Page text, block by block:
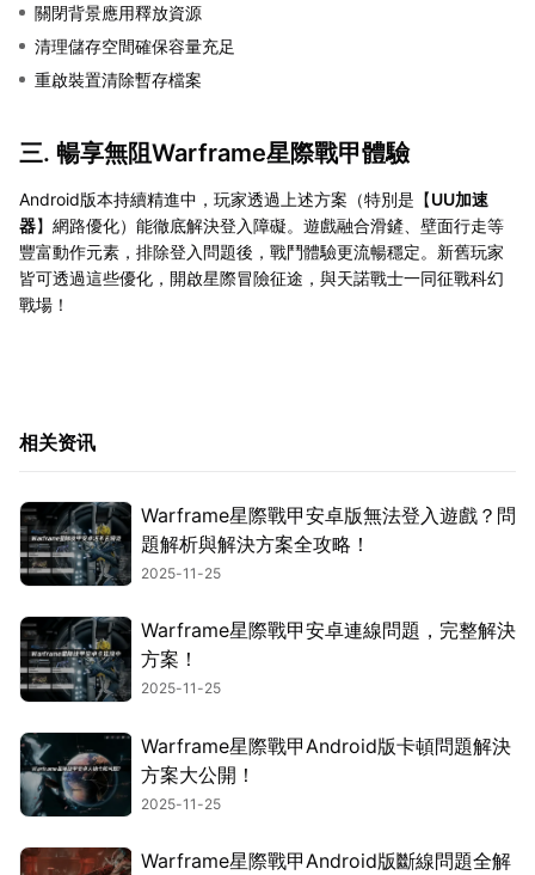
關閉背景應用釋放資源
清理儲存空間確保容量充足
重啟裝置清除暫存檔案
三. 暢享無阻Warframe星際戰甲體驗
Android版本持續精進中，玩家透過上述方案（特別是【UU加速
器】網路優化）能徹底解決登入障礙。遊戲融合滑鏟、壁面行走等
豐富動作元素，排除登入問題後，戰鬥體驗更流暢穩定。新舊玩家
皆可透過這些優化，開啟星際冒險征途，與天諾戰士一同征戰科幻
戰場！
相关资讯
Warframe星際戰甲安卓版無法登入遊戲？問
題解析與解決方案全攻略！
2025-11-25
Warframe星際戰甲安卓連線問題，完整解決
方案！
2025-11-25
Warframe星際戰甲Android版卡頓問題解決
方案大公開！
2025-11-25
Warframe星際戰甲Android版斷線問題全解